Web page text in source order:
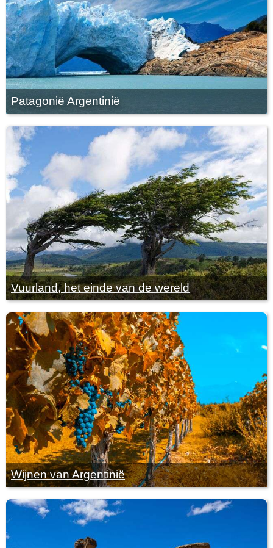
Patagonië Argentinië
Vuurland, het einde van de wereld
Wijnen van Argentinië